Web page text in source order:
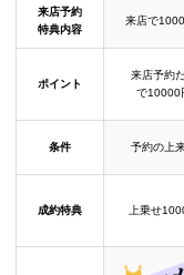
来店予約
特典内容
来店で
ポイント
来店予約
で10000
条件 予約の上
成約特典 上乗せ